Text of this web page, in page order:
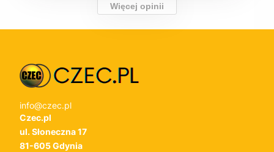
Więcej opinii
info@czec.pl
Czec.pl
ul. Słoneczna 17
81-605 Gdynia